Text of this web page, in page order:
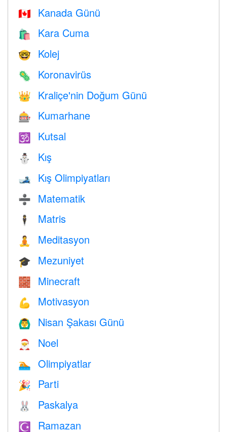
🇨🇦 Kanada Günü
🛍 Kara Cuma
🤓 Kolej
🦠 Koronavirüs
👑 Kraliçe'nin Doğum Günü
🎰 Kumarhane
🕉 Kutsal
⛄ Kış
🎿 Kış Olimpiyatları
➗ Matematik
🕴️ Matris
🧘 Meditasyon
🎓 Mezuniyet
🧱 Minecraft
💪 Motivasyon
🙆‍♂️ Nisan Şakası Günü
🎅 Noel
🏊 Olimpiyatlar
🎉 Parti
🐰 Paskalya
☪️ Ramazan